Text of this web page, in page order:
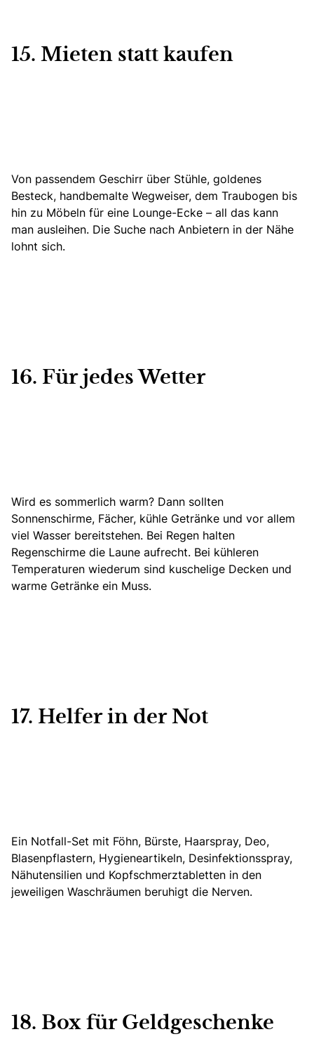
15. Mieten statt kaufen
Von passendem Geschirr über Stühle, goldenes
Besteck, handbemalte Wegweiser, dem Traubogen bis
hin zu Möbeln für eine Lounge-Ecke – all das kann
man ausleihen. Die Suche nach Anbietern in der Nähe
lohnt sich.
16. Für jedes Wetter
Wird es sommerlich warm? Dann sollten
Sonnenschirme, Fächer, kühle Getränke und vor allem
viel Wasser bereitstehen. Bei Regen halten
Regenschirme die Laune aufrecht. Bei kühleren
Temperaturen wiederum sind kuschelige Decken und
warme Getränke ein Muss.
17. Helfer in der Not
Ein Notfall-Set mit Föhn, Bürste, Haarspray, Deo,
Blasenpflastern, Hygieneartikeln, Desinfektionsspray,
Nähutensilien und Kopfschmerztabletten in den
jeweiligen Waschräumen beruhigt die Nerven.
18. Box für Geldgeschenke